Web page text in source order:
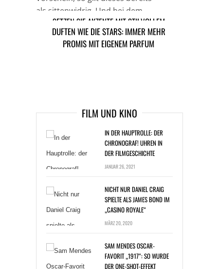
als sittenwidrig. Und bei dem
bisherigen Baggy-Style ist das
schnell mal passiert.
SETZEN SIE AKZENTE MIT STILVOLLEM
SCHMUCK
DUFTEN WIE DIE STARS: IMMER MEHR
PROMIS MIT EIGENEM PARFUM
FILM UND KINO
IN DER HAUPTROLLE: DER
CHRONOGRAF! UHREN IN
DER FILMGESCHICHTE
JANUAR 26, 2021
NICHT NUR DANIEL CRAIG
SPIELTE ALS JAMES BOND IM
„CASINO ROYALE“
MÄRZ 20, 2020
SAM MENDES OSCAR-
FAVORIT „1917“: SO WURDE
DER ONE-SHOT-EFFEKT